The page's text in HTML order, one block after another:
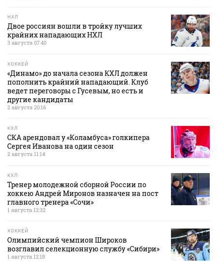
НХЛ
Двое россиян вошли в тройку лучших
крайних нападающих НХЛ
3 августа 07:40
ХОККЕЙ
«Динамо» до начала сезона КХЛ должен
пополнить крайний нападающий. Клуб
ведет переговоры с Гусевым, но есть и
другие кандидаты
2 августа 20:16
КХЛ
СКА арендовал у «Коламбуса» голкипера
Сергея Иванова на один сезон
2 августа 11:14
КХЛ
Тренер молодежной сборной России по
хоккею Андрей Миронов назначен на пост
главного тренера «Сочи»
1 августа 12:32
ХОККЕЙ
Олимпийский чемпион Широков
возглавил селекционную службу «Сибири»
1 августа 12:18